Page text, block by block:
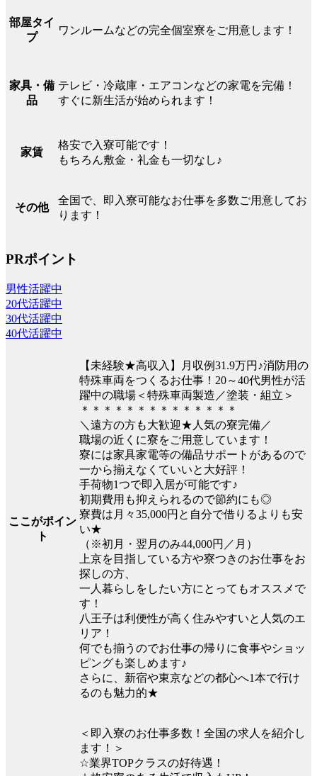
部屋タイ
プ
ワンルームなどの完全個室寮をご用意します！
家具・備
品
テレビ・冷蔵庫・エアコンなどの家電を完備！
すぐに新生活が始められます！
家賃
格安で入寮可能です！
もちろん敷金・礼金も一切なし♪
その他
全国で、即入寮可能なお仕事を多数ご用意してお
ります！
PRポイント
男性活躍中
20代活躍中
30代活躍中
40代活躍中
ここがポイン
ト
【未経験★高収入】月収例31.9万円♪消防用の
特殊車両をつくるお仕事！20～40代男性が活
躍中の職場＜特殊車両製造／塗装・組立＞
＊＊＊＊＊＊＊＊＊＊＊＊＊＊
＼遠方の方も大歓迎★人気の寮完備／
職場の近くに寮をご用意しています！
寮には家具家電等の備品サポートがあるので
一から揃えなくていいと大好評！
手荷物1つで即入居が可能です♪
初期費用も抑えられるので節約にも◎
寮費は月々35,000円と自分で借りるよりも安
い★
（※初月・翌月のみ44,000円／月）
上京を目指している方や寮つきのお仕事をお
探しの方、
一人暮らしをしたい方にとってもオススメで
す！
八王子は利便性が高く住みやすいと人気のエ
リア！
何でも揃うのでお仕事の帰りに食事やショッ
ピングも楽しめます♪
さらに、新宿や東京などの都心へ1本で行け
るのも魅力的★
＜即入寮のお仕事多数！全国の求人を紹介し
ます！＞
☆業界TOPクラスの好待遇！